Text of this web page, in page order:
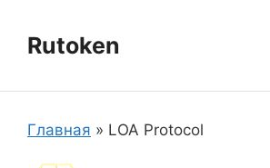
содержимому
Rutoken
Главная » LOA Protocol